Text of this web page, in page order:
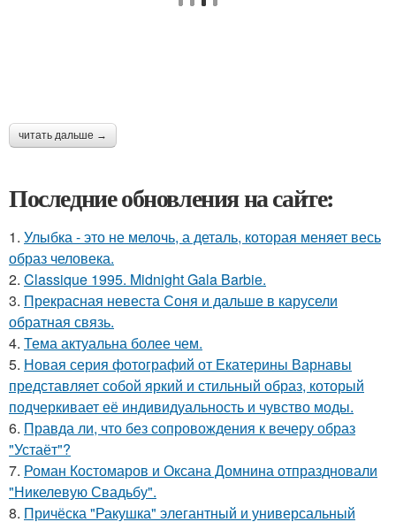
читать дальше →
Последние обновления на сайте:
1. Улыбка - это не мелочь, а деталь, которая меняет весь
образ человека.
2. Classique 1995. Midnight Gala Barbie.
3. Прекрасная невеста Соня и дальше в карусели
обратная связь.
4. Тема актуальна более чем.
5. Новая серия фотографий от Екатерины Варнавы
представляет собой яркий и стильный образ, который
подчеркивает её индивидуальность и чувство моды.
6. Правда ли, что без сопровождения к вечеру образ
"Устаёт"?
7. Роман Костомаров и Оксана Домнина отпраздновали
"Никелевую Свадьбу".
8. Причёска "Ракушка" элегантный и универсальный